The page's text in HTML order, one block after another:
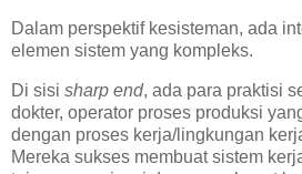
Dalam perspektif kesisteman, ada
elemen sistem yang kompleks.
Di sisi sharp end, ada para praktisi
dokter, operator proses produksi
dengan proses kerja/lingkungan
Mereka sukses membuat sistem